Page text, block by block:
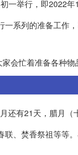
一举行，即2022年1
系列的准备工作
会忙着准备各种物
有21天，腊月（
、焚香祭祖等等